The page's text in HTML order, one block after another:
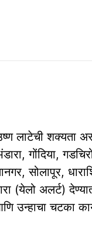
लाटेची शक्यता
गोंदिया,
सोलापूर,
(येलो अलर्ट)
उन्हाचा चटका